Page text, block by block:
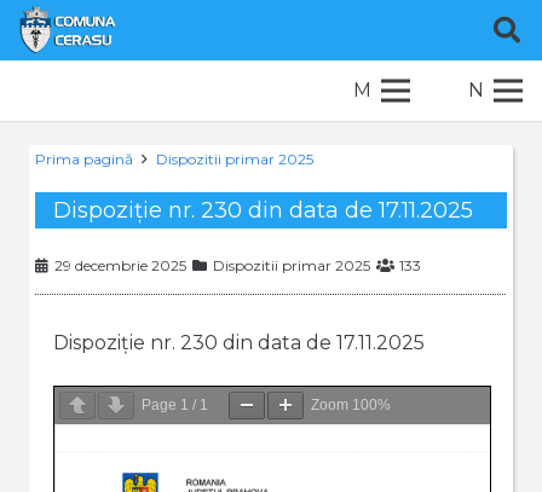
M N
Prima pagină Dispozitii primar 2025
Dispoziție nr. 230 din data de 17.11.2025
29 decembrie 2025 Dispozitii primar 2025 133
Dispoziție nr. 230 din data de 17.11.2025
Page 1 / 1 Zoom 100%